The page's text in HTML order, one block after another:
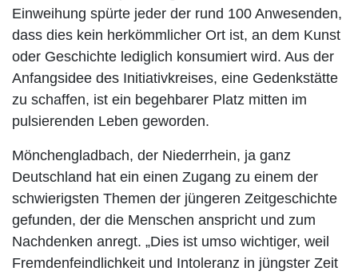
Einweihung spürte jeder der rund 100 Anwesenden,
dass dies kein herkömmlicher Ort ist, an dem Kunst
oder Geschichte lediglich konsumiert wird. Aus der
Anfangsidee des Initiativkreises, eine Gedenkstätte
zu schaffen, ist ein begehbarer Platz mitten im
pulsierenden Leben geworden.
Mönchengladbach, der Niederrhein, ja ganz
Deutschland hat ein einen Zugang zu einem der
schwierigsten Themen der jüngeren Zeitgeschichte
gefunden, der die Menschen anspricht und zum
Nachdenken anregt. „Dies ist umso wichtiger, weil
Fremdenfeindlichkeit und Intoleranz in jüngster Zeit